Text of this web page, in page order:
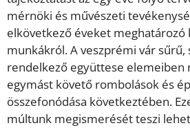
mérnöki és művészeti
elkövetkező éveket meghatározó
munkákról. A veszprémi vár sűrű,
rendelkező együttese elemeiben
egymást követő rombolások és
összefonódása következtében.
múltunk megismerését teszi